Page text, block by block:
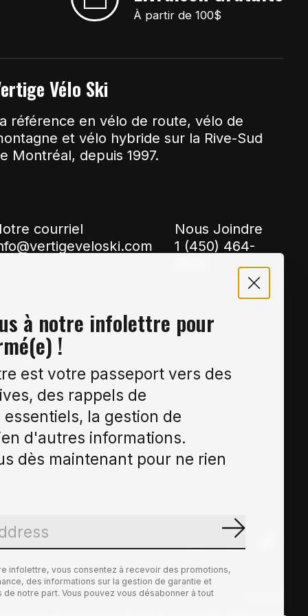
À partir de 100$
Vélo Ski
référence en vélo de route, vélo de
et vélo hybride sur la Rive-Sud
Montréal, depuis 1997.
courriel
Nous Joindre
1 (450) 464-
à notre infolettre pour
!
est votre passeport vers des
des rappels de
la gestion de
d'autres informations.
dès maintenant pour ne rien
infolettre, vous consentez à recevoir des promotions,
des informations sur la gestion de garantie et
de notre part. Vous pouvez vous désabonner à tout